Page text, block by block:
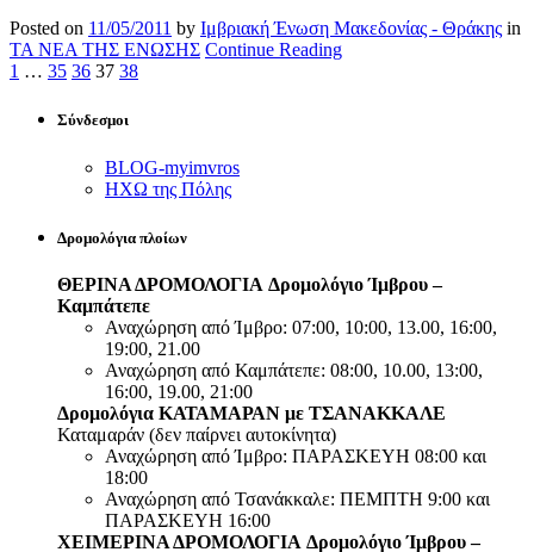
Posted on 11/05/2011 by Ιμβριακή Ένωση Μακεδονίας - Θράκης in
ΤΑ ΝΕΑ ΤΗΣ ΕΝΩΣΗΣ Continue Reading
1 … 35 36 37 38
Σύνδεσμοι
BLOG-myimvros
ΗΧΩ της Πόλης
Δρομολόγια πλοίων
ΘΕΡΙΝΑ ΔΡΟΜΟΛΟΓΙΑ Δρομολόγιο Ίμβρου –
Καμπάτεπε
Αναχώρηση από Ίμβρο: 07:00, 10:00, 13.00, 16:00,
19:00, 21.00
Αναχώρηση από Καμπάτεπε: 08:00, 10.00, 13:00,
16:00, 19.00, 21:00
Δρομολόγια ΚΑΤΑΜΑΡΑΝ με ΤΣΑΝΑΚΚΑΛΕ
Καταμαράν (δεν παίρνει αυτοκίνητα)
Αναχώρηση από Ίμβρο: ΠΑΡΑΣΚΕΥΗ 08:00 και
18:00
Αναχώρηση από Τσανάκκαλε: ΠΕΜΠΤΗ 9:00 και
ΠΑΡΑΣΚΕΥΗ 16:00
ΧΕΙΜΕΡΙΝΑ ΔΡΟΜΟΛΟΓΙΑ Δρομολόγιο Ίμβρου –